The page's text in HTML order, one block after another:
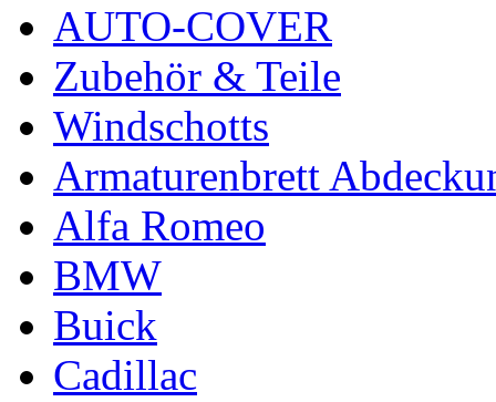
AUTO-COVER
Zubehör & Teile
Windschotts
Armaturenbrett
Alfa Romeo
BMW
Buick
Cadillac